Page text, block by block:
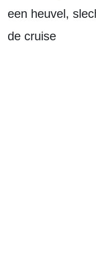
een heuvel,
de cruise